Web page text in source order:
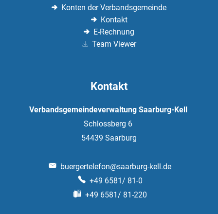
Konten der Verbandsgemeinde
Kontakt
E-Rechnung
Team Viewer
Kontakt
Verbandsgemeindeverwaltung Saarburg-Kell
Schlossberg 6
54439 Saarburg
buergertelefon@saarburg-kell.de
+49 6581/ 81-0
+49 6581/ 81-220